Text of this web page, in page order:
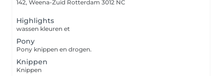
142, Weena-Zuid Rotterdam 3012 NC
Highlights
wassen kleuren et
Pony
Pony knippen en drogen.
Knippen
Knippen